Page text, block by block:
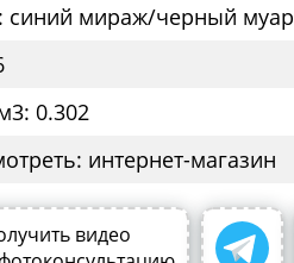
синий мираж/черный муар
0.302
интернет-магазин
видео